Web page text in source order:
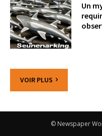
Un
VOIR PLUS
© Newspaper